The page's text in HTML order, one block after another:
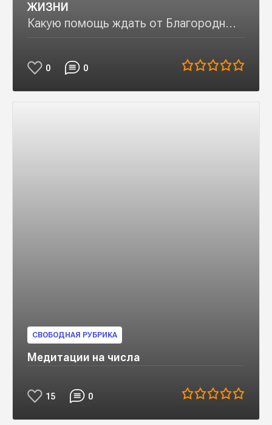
ЖИЗНИ
Какую помощь ждать от Благородн...
0 0
СВОБОДНАЯ РУБРИКА
Медитации на числа
15 0